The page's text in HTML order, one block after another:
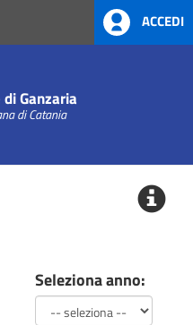
ACCEDI
Ganzaria
di Catania
Seleziona anno: